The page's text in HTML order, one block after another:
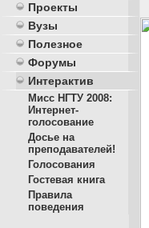
Проекты
Вузы
Полезное
Форумы
Интерактив
Мисс НГТУ 2008:
Интернет-
голосование
Досье на
преподавателей!
Голосования
Гостевая книга
Правила
поведения